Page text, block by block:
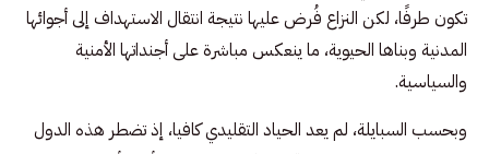
تكون طرفًا، لكن النزاع فُرض عليها نتيجة انتقال الاستهداف إلى أجوائها
المدنية وبناها الحيوية، ما ينعكس مباشرة على أجنداتها الأمنية
والسياسية.
وبحسب السبايلة، لم يعد الحياد التقليدي كافيا، إذ تضطر هذه الدول